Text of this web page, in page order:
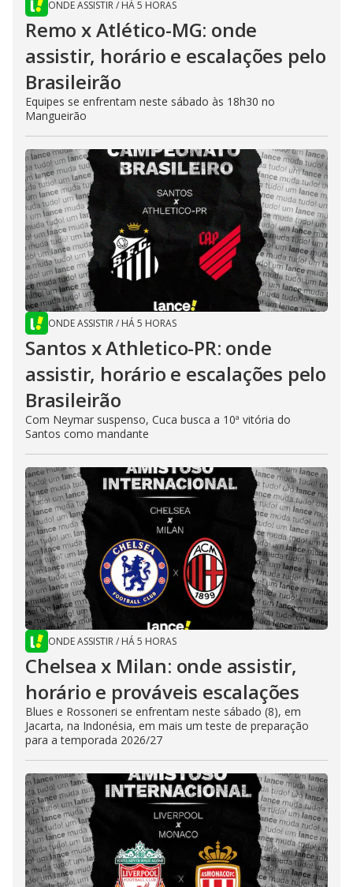
ONDE ASSISTIR/ HÁ 5 HORAS
Remo x Atlético-MG: onde
assistir, horário e escalações pelo
Brasileirão
Equipes se enfrentam neste sábado às 18h30 no
Mangueirão
ONDE ASSISTIR/ HÁ 5 HORAS
Santos x Athletico-PR: onde
assistir, horário e escalações pelo
Brasileirão
Com Neymar suspenso, Cuca busca a 10ª vitória do
Santos como mandante
ONDE ASSISTIR/ HÁ 5 HORAS
Chelsea x Milan: onde assistir,
horário e prováveis escalações
Blues e Rossoneri se enfrentam neste sábado (8), em
Jacarta, na Indonésia, em mais um teste de preparação
para a temporada 2026/27